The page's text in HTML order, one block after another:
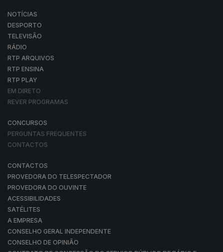
NOTÍCIAS
DESPORTO
TELEVISÃO
RÁDIO
RTP ARQUIVOS
RTP ENSINA
RTP PLAY
EM DIRETO
REVER PROGRAMAS
CONCURSOS
PERGUNTAS FREQUENTES
CONTACTOS
CONTACTOS
PROVEDORA DO TELESPECTADOR
PROVEDORA DO OUVINTE
ACESSIBILIDADES
SATÉLITES
A EMPRESA
CONSELHO GERAL INDEPENDENTE
CONSELHO DE OPINIÃO